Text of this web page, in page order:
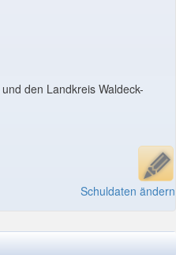
den Landkreis Waldeck-
Schuldaten ändern